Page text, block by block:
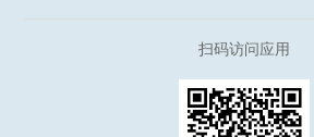
扫码访问应用